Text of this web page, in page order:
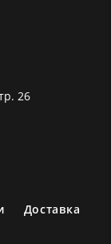
26
Доставка